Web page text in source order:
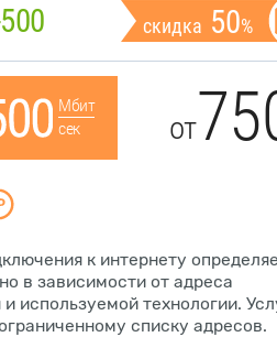
скидка 50%
Мбит
сек
от
к интернету
в зависимости от адреса
используемой технологии.
списку адресов.